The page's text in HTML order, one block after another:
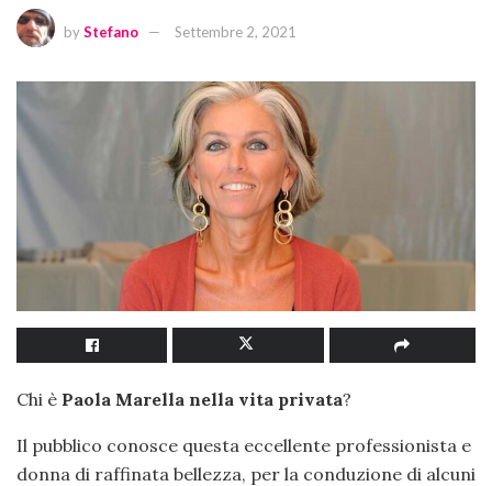
byStefano Settembre 2, 2021
Chi è Paola Marella nella vita privata?
Il pubblico conosce questa eccellente professionista e
donna di raffinata bellezza, per la conduzione di alcuni